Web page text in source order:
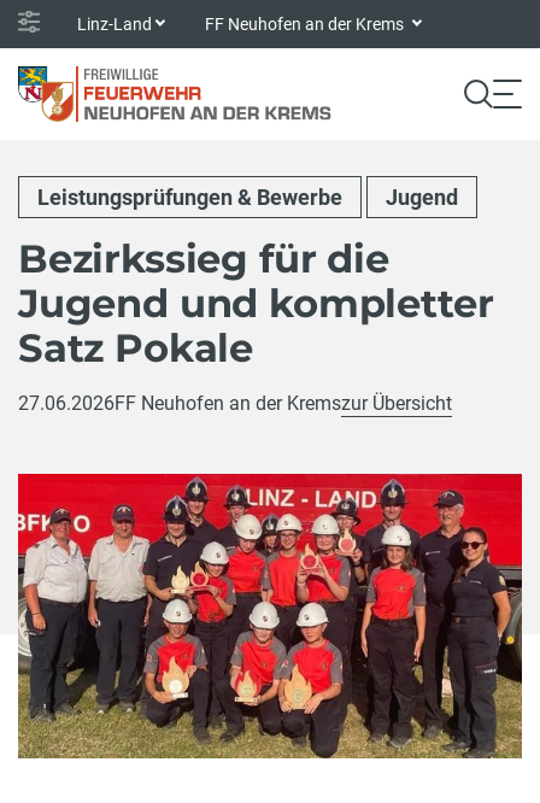
Linz-Land FF Neuhofen an der Krems
Leistungsprüfungen & Bewerbe Jugend
Bezirkssieg für die
Jugend und kompletter
Satz Pokale
27.06.2026FF Neuhofen an der Kremszur Übersicht